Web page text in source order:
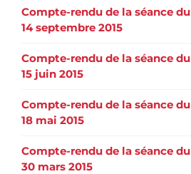
Compte-rendu de la séance du
14 septembre 2015
Compte-rendu de la séance du
15 juin 2015
Compte-rendu de la séance du
18 mai 2015
Compte-rendu de la séance du
30 mars 2015